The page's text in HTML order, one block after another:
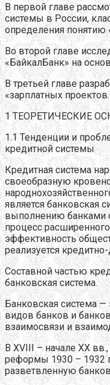
В первой главе
системы в России,
определения понятию
Во второй главе
«БайкалБанк» на
В третьей главе
«зарплатных проектов.
1 ТЕОРЕТИЧЕСКИЕ
1.1 Тенденции и
кредитной системы
Кредитная система
своеобразную
является банковская
выполнению банками
процесс
эффективность
реализуется
Составной частью
банковская система.
Банковская система —
видов банков и
взаимосвязи и
В XVIII – начале XX
реформы 1930 – 1932
разветвленную